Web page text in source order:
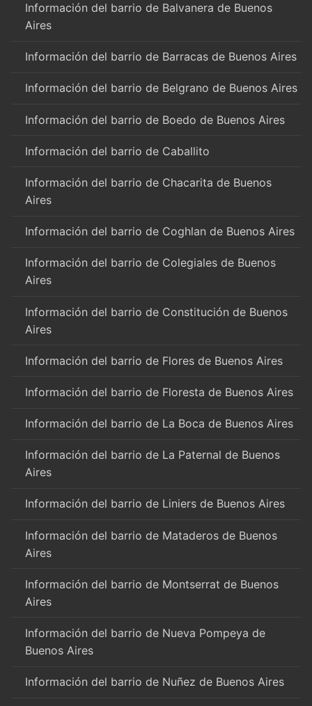
Información del barrio de Balvanera de Buenos
Aires
Información del barrio de Barracas de Buenos Aires
Información del barrio de Belgrano de Buenos Aires
Información del barrio de Boedo de Buenos Aires
Información del barrio de Caballito
Información del barrio de Chacarita de Buenos
Aires
Información del barrio de Coghlan de Buenos Aires
Información del barrio de Colegiales de Buenos
Aires
Información del barrio de Constitución de Buenos
Aires
Información del barrio de Flores de Buenos Aires
Información del barrio de Floresta de Buenos Aires
Información del barrio de La Boca de Buenos Aires
Información del barrio de La Paternal de Buenos
Aires
Información del barrio de Liniers de Buenos Aires
Información del barrio de Mataderos de Buenos
Aires
Información del barrio de Montserrat de Buenos
Aires
Información del barrio de Nueva Pompeya de
Buenos Aires
Información del barrio de Nuñez de Buenos Aires